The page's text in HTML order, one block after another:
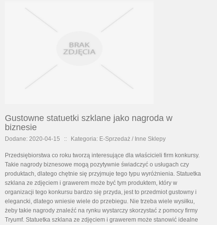
Gustowne statuetki szklane jako nagroda w
biznesie
Dodane: 2020-04-15 :: Kategoria: E-Sprzedaż / Inne Sklepy
Przedsiębiorstwa co roku tworzą interesujące dla właścicieli firm konkursy.
Takie nagrody biznesowe mogą pozytywnie świadczyć o usługach czy
produktach, dlatego chętnie się przyjmuje tego typu wyróżnienia. Statuetka
szklana ze zdjęciem i grawerem może być tym produktem, który w
organizacji tego konkursu bardzo się przyda, jest to przedmiot gustowny i
elegancki, dlatego wniesie wiele do przebiegu. Nie trzeba wiele wysiłku,
żeby takie nagrody znaleźć na rynku wystarczy skorzystać z pomocy firmy
Tryumf. Statuetka szklana ze zdjęciem i grawerem może stanowić idealne